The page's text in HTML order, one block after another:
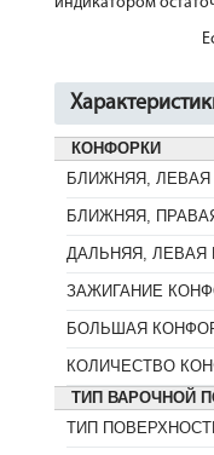
Для чистоты
кухне
Bagi ШУМАНИТ
КОНФОРКИ
БЛИЖНЯЯ,
БЛИЖНЯЯ,
ДАЛЬНЯЯ, ЛЕВАЯ
ЗАЖИГАНИЕ
БОЛЬШАЯ
КОЛИЧЕСТВО
ТИП ВАРОЧНОЙ
ТИП